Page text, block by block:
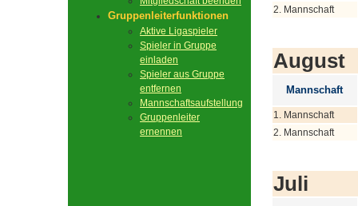
Gruppenleiterfunktionen
Aktive Ligaspieler
Spieler in Gruppe
einladen
Spieler aus Gruppe
entfernen
Mannschaftsaufstellung
Gruppenleiter
ernennen
2. Mannschaft
August
Mannschaft
1. Mannschaft
2. Mannschaft
Juli